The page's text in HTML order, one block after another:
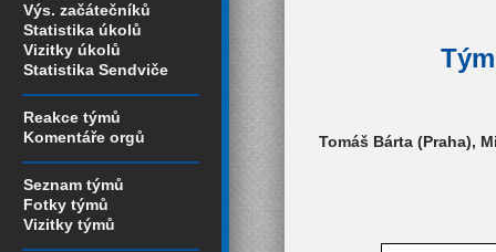
Výs. začátečníků
Statistika úkolů
Vizitky úkolů
Statistika Sendviče
Reakce týmů
Komentáře orgů
Seznam týmů
Fotky týmů
Vizitky týmů
Tomáš Bárta (Praha),